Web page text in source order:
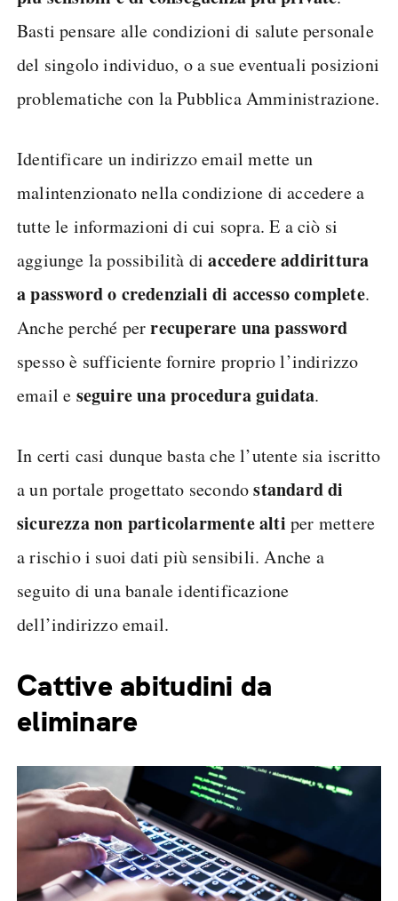
Basti pensare alle condizioni di salute personale
del singolo individuo, o a sue eventuali posizioni
problematiche con la Pubblica Amministrazione.
Identificare un indirizzo email mette un
malintenzionato nella condizione di accedere a
tutte le informazioni di cui sopra. E a ciò si
aggiunge la possibilità diaccedere addirittura
a password o credenziali di accesso complete.
Anche perché perrecuperare una password
spesso è sufficiente fornire proprio l’indirizzo
email e seguire una procedura guidata.
In certi casi dunque basta che l’utente sia iscritto
a un portale progettato secondostandard di
sicurezza non particolarmente alti per mettere
a rischio i suoi dati più sensibili. Anche a
seguito di una banale identificazione
dell’indirizzo email.
Cattive abitudini da
eliminare